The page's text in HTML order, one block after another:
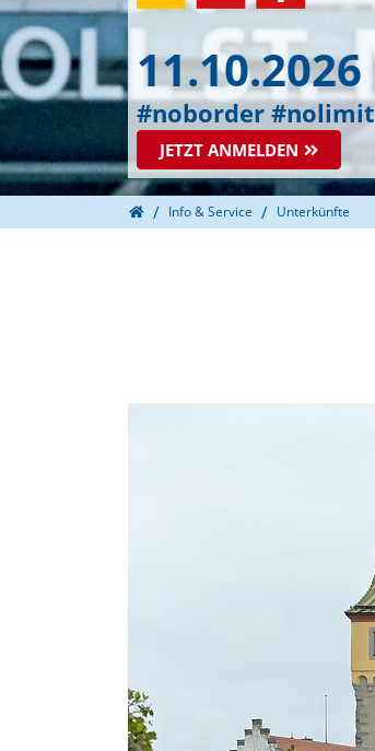
11.10.2026
#noborder #nolimit
JETZT ANMELDEN
HomeInfo & Service Unterkünfte